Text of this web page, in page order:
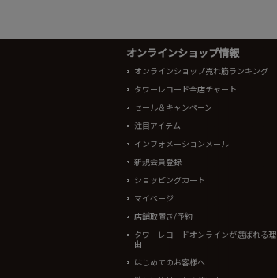
オンラインショップ情報
オンラインショップ売れ筋ランキング
タワーレコード全店チャート
セール＆キャンペーン
注目アイテム
インフォメーションメール
新規会員登録
ショッピングカート
マイページ
店舗取置き/予約
タワーレコードオンラインが選ばれる理
由
はじめてのお客様へ